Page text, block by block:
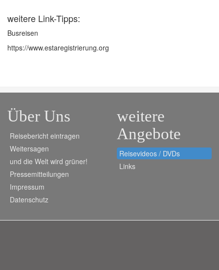
weitere Link-Tipps:
Busreisen
https://www.estaregistrierung.org
Über Uns
Reisebericht eintragen
Weitersagen
und die Welt wird grüner!
Pressemitteilungen
Impressum
Datenschutz
weitere
Angebote
Reisevideos / DVDs
Links